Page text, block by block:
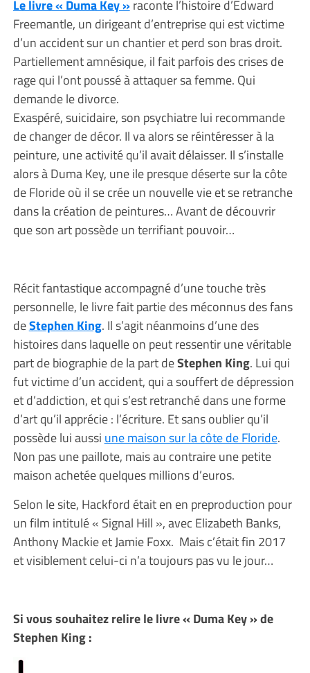
Le livre « Duma Key »raconte l’histoire d’Edward
Freemantle, un dirigeant d’entreprise qui est victime
d’un accident sur un chantier et perd son bras droit.
Partiellement amnésique, il fait parfois des crises de
rage qui l’ont poussé à attaquer sa femme. Qui
demande le divorce.
Exaspéré, suicidaire, son psychiatre lui recommande
de changer de décor. Il va alors se réintéresser à la
peinture, une activité qu’il avait délaisser. Il s’installe
alors à Duma Key, une ile presque déserte sur la côte
de Floride où il se crée un nouvelle vie et se retranche
dans la création de peintures… Avant de découvrir
que son art possède un terrifiant pouvoir…
Récit fantastique accompagné d’une touche très
personnelle, le livre fait partie des méconnus des fans
deStephen King. Il s’agit néanmoins d’une des
histoires dans laquelle on peut ressentir une véritable
part de biographie de la part deStephen King. Lui qui
fut victime d’un accident, qui a souffert de dépression
et d’addiction, et qui s’est retranché dans une forme
d’art qu’il apprécie : l’écriture. Et sans oublier qu’il
possède lui aussi une maison sur la côte de Floride.
Non pas une paillote, mais au contraire une petite
maison achetée quelques millions d’euros.
Selon le site, Hackford était en en preproduction pour
un film intitulé « Signal Hill », avec Elizabeth Banks,
Anthony Mackie et Jamie Foxx. Mais c’était fin 2017
et visiblement celui-ci n’a toujours pas vu le jour…
Si vous souhaitez relire le livre « Duma Key » de
Stephen King :